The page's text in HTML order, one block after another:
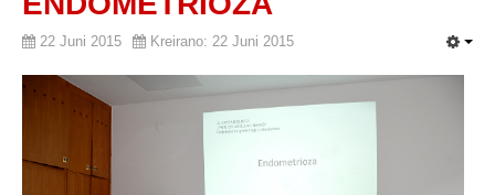
22 Juni 2015 Kreirano: 22 Juni 2015